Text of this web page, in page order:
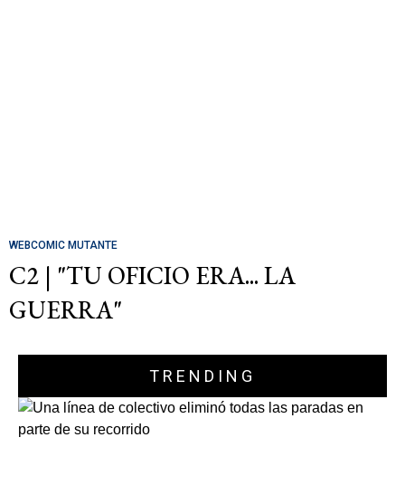
WEBCOMIC MUTANTE
C2 | "TU OFICIO ERA... LA
GUERRA"
TRENDING